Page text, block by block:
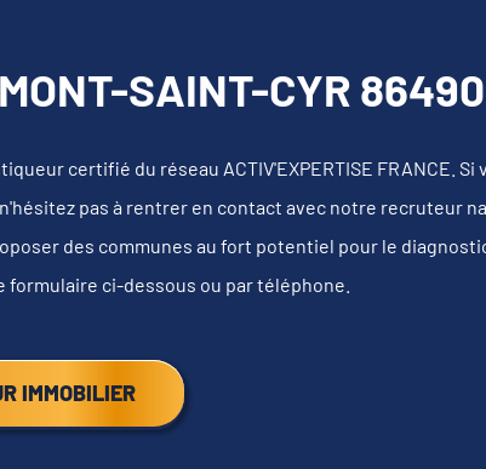
SAINT-CYR
certifié du réseau ACTIV'EXPERTISE FRANCE.
pas à rentrer en contact avec notre recruteur
des communes au fort potentiel pour le
ci-dessous ou par téléphone.
IMMOBILIER